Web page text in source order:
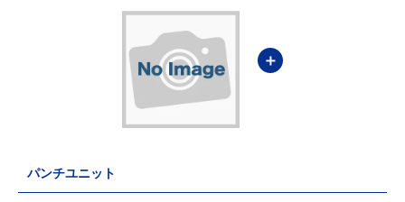
＋
パンチユニット